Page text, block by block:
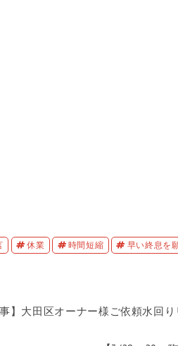
休業 時間短縮 早い終息を
】大田区オーナー様ご依頼水回